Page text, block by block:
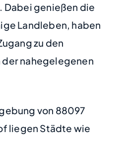
Dabei genießen die
Landleben, haben
zu den
nahegelegenen
von 88097
liegen Städte wie